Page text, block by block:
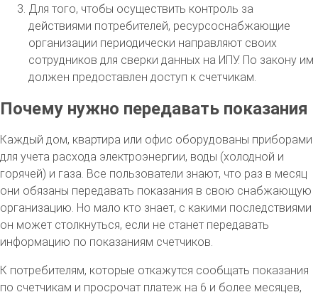
Для того, чтобы осуществить контроль за
действиями потребителей, ресурсоснабжающие
организации периодически направляют своих
сотрудников для сверки данных на ИПУ. По закону им
должен предоставлен доступ к счетчикам.
Почему нужно передавать показания
Каждый дом, квартира или офис оборудованы приборами
для учета расхода электроэнергии, воды (холодной и
горячей) и газа. Все пользователи знают, что раз в месяц
они обязаны передавать показания в свою снабжающую
организацию. Но мало кто знает, с какими последствиями
он может столкнуться, если не станет передавать
информацию по показаниям счетчиков.
К потребителям, которые откажутся сообщать показания
по счетчикам и просрочат платеж на 6 и более месяцев,